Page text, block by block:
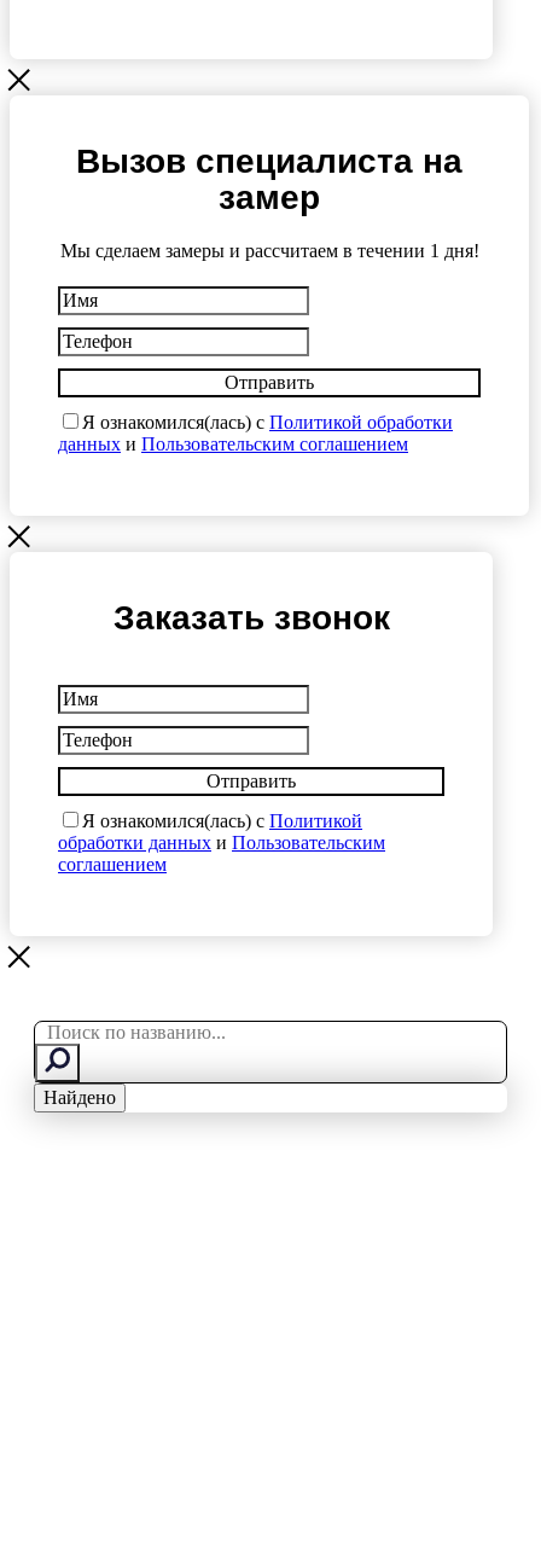
Вызов специалиста на
замер
Мы сделаем замеры и рассчитаем в течении 1 дня!
Отправить
Я ознакомился(лась) с Политикой обработки
данных и Пользовательским соглашением
Заказать звонок
Отправить
Я ознакомился(лась) с Политикой
обработки данных и Пользовательским
соглашением
Search
Найдено